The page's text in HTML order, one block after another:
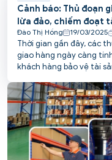
Cảnh báo: Thủ đoạn
lừa đảo, chiếm đoạt
Đào Thị Hồng 19/03/2025
Thời gian gần đây, các
giao hàng ngày càng
khách hàng bảo vệ tài
ra khuyến cáo cụ thể.